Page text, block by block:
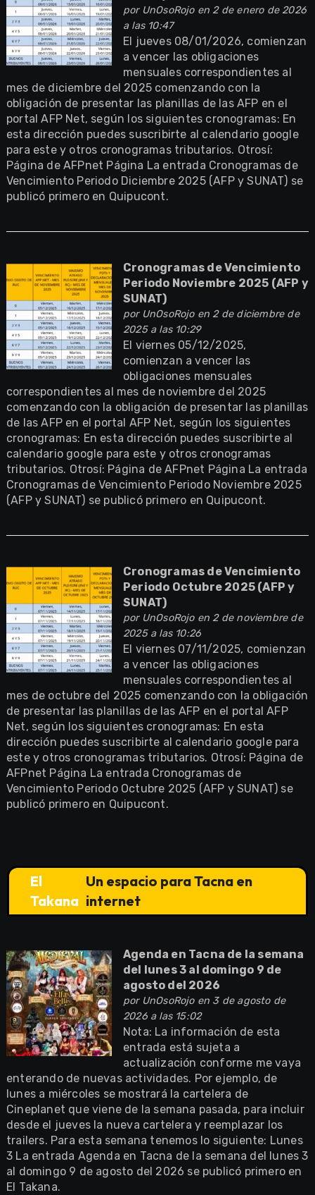
por UnOsoRojoen 2 de enero de 2026
a las 10:47
El jueves 08/01/2026, comienzan
a vencer las obligaciones
mensuales correspondientes al
mes de diciembre del 2025 comenzando con la
obligación de presentar las planillas de las AFP en el
portal AFP Net, según los siguientes cronogramas: En
esta dirección puedes suscribirte al calendario google
para este y otros cronogramas tributarios. Otrosí:
Página de AFPnet Página La entrada Cronogramas de
Vencimiento Periodo Diciembre 2025 (AFP y SUNAT) se
publicó primero en Quipucont.
Cronogramas de Vencimiento
Periodo Noviembre 2025 (AFP y
SUNAT)
por UnOsoRojoen 2 de diciembre de
2025 a las 10:29
El viernes 05/12/2025,
comienzan a vencer las
obligaciones mensuales
correspondientes al mes de noviembre del 2025
comenzando con la obligación de presentar las planillas
de las AFP en el portal AFP Net, según los siguientes
cronogramas: En esta dirección puedes suscribirte al
calendario google para este y otros cronogramas
tributarios. Otrosí: Página de AFPnet Página La entrada
Cronogramas de Vencimiento Periodo Noviembre 2025
(AFP y SUNAT) se publicó primero en Quipucont.
Cronogramas de Vencimiento
Periodo Octubre 2025 (AFP y
SUNAT)
por UnOsoRojoen 2 de noviembre de
2025 a las 10:26
El viernes 07/11/2025, comienzan
a vencer las obligaciones
mensuales correspondientes al
mes de octubre del 2025 comenzando con la obligación
de presentar las planillas de las AFP en el portal AFP
Net, según los siguientes cronogramas: En esta
dirección puedes suscribirte al calendario google para
este y otros cronogramas tributarios. Otrosí: Página de
AFPnet Página La entrada Cronogramas de
Vencimiento Periodo Octubre 2025 (AFP y SUNAT) se
publicó primero en Quipucont.
El
Takana
Un espacio para Tacna en
internet
Agenda en Tacna de la semana
del lunes 3 al domingo 9 de
agosto del 2026
por UnOsoRojoen 3 de agosto de
2026 a las 15:02
Nota: La información de esta
entrada está sujeta a
actualización conforme me vaya
enterando de nuevas actividades. Por ejemplo, de
lunes a miércoles se mostrará la cartelera de
Cineplanet que viene de la semana pasada, para incluir
desde el jueves la nueva cartelera y reemplazar los
trailers. Para esta semana tenemos lo siguiente: Lunes
3 La entrada Agenda en Tacna de la semana del lunes 3
al domingo 9 de agosto del 2026 se publicó primero en
El Takana.